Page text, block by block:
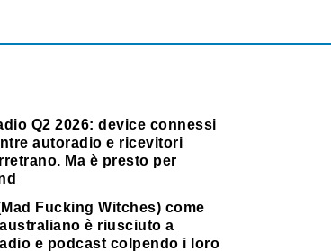
Q2 2026: device connessi
autoradio e ricevitori
Ma è presto per
Fucking Witches) come
è riusciuto a
e podcast colpendo i loro